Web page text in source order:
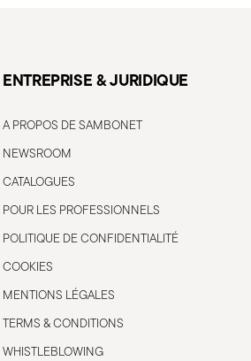
ENTREPRISE & JURIDIQUE
A PROPOS DE SAMBONET
NEWSROOM
CATALOGUES
POUR LES PROFESSIONNELS
POLITIQUE DE CONFIDENTIALITÉ
COOKIES
MENTIONS LÉGALES
TERMS & CONDITIONS
WHISTLEBLOWING